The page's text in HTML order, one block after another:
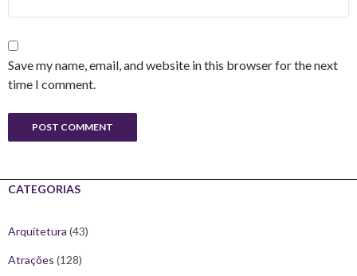
Save my name, email, and website in this browser for the next
time I comment.
CATEGORIAS
Arquitetura (43)
Atrações (128)